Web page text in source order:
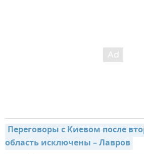
Переговоры с Киевом после
область исключены – Лавров